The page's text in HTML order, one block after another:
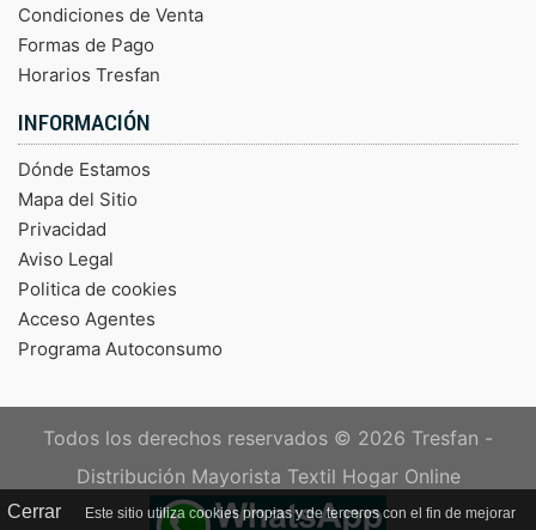
Cerrar Este sitio utiliza cookies propias y de terceros con el fin de mejorar
Condiciones de Venta
Formas de Pago
Horarios Tresfan
INFORMACIÓN
Dónde Estamos
Mapa del Sitio
Privacidad
Aviso Legal
Politica de cookies
Acceso Agentes
Programa Autoconsumo
Todos los derechos reservados © 2026 Tresfan -
Distribución Mayorista Textil Hogar Online